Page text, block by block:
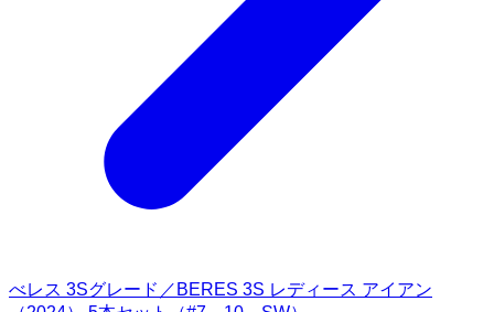
べレス 3Sグレード／BERES 3S レディース アイアン